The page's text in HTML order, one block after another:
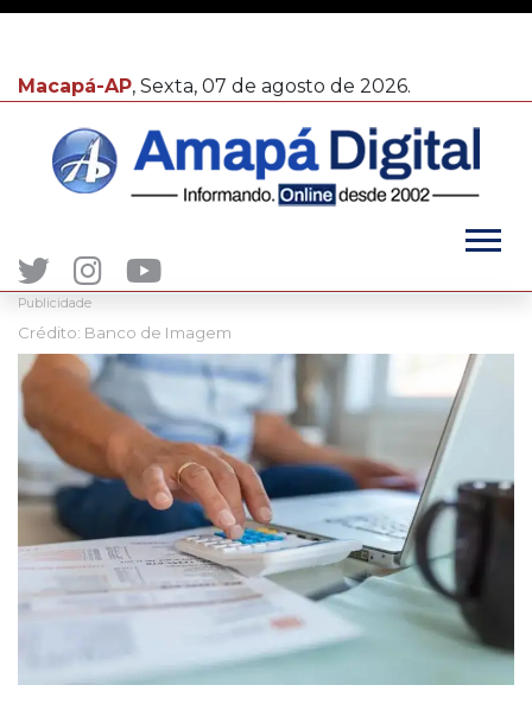
Macapá-AP, Sexta, 07 de agosto de 2026.
Publicidade
Crédito: Banco de Imagem